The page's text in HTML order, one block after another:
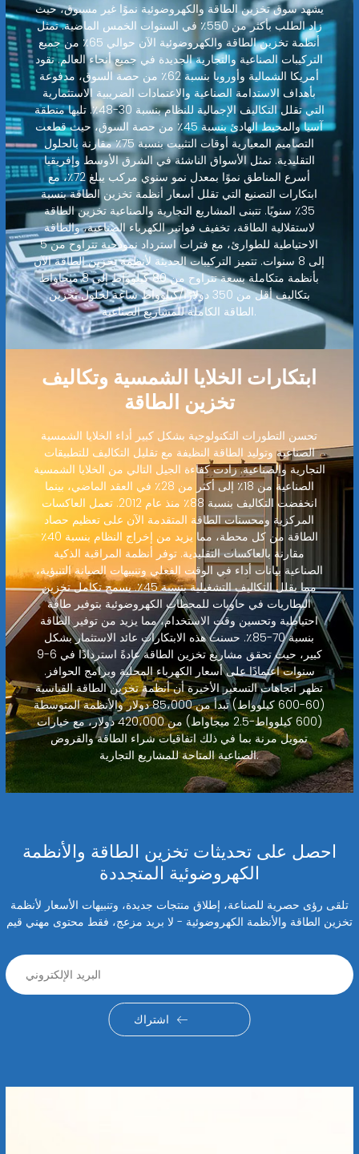
يشهد سوق تخزين الطاقة والكهروضوئية نموًا غير مسبوق، حيث
زاد الطلب بأكثر من 550٪ في السنوات الخمس الماضية. تمثل
أنظمة تخزين الطاقة والكهروضوئية الآن حوالي 65٪ من جميع
التركيبات الصناعية والتجارية الجديدة في جميع أنحاء العالم. تقود
أمريكا الشمالية وأوروبا بنسبة 62٪ من حصة السوق، مدفوعة
بأهداف الاستدامة الصناعية والاعتمادات الضريبية الاستثمارية
التي تقلل التكاليف الإجمالية للنظام بنسبة 30-48٪. تليها منطقة
آسيا والمحيط الهادئ بنسبة 45٪ من حصة السوق، حيث قطعت
التصاميم المعيارية أوقات التثبيت بنسبة 75٪ مقارنة بالحلول
التقليدية. تمثل الأسواق الناشئة في الشرق الأوسط وإفريقيا
أسرع المناطق نموًا بمعدل نمو سنوي مركب يبلغ 72٪، مع
ابتكارات التصنيع التي تقلل أسعار أنظمة تخزين الطاقة بنسبة
35٪ سنويًا. تتبنى المشاريع التجارية والصناعية تخزين الطاقة
لاستقلالية الطاقة، تخفيف فواتير الكهرباء الصناعية، والطاقة
الاحتياطية للطوارئ، مع فترات استرداد نموذجية تتراوح من 5
إلى 8 سنوات. تتميز التركيبات الحديثة لأنظمة تخزين الطاقة الآن
بأنظمة متكاملة بسعة تتراوح من 80 كيلوواط إلى 8 ميجاواط
بتكاليف أقل من 350 دولارًا/كيلوواط ساعة لحلول تخزين
الطاقة الكاملة للمشاريع الصناعية.
ابتكارات الخلايا الشمسية وتكاليف
تخزين الطاقة
تحسن التطورات التكنولوجية بشكل كبير أداء الخلايا الشمسية
الصناعية وتوليد الطاقة النظيفة مع تقليل التكاليف للتطبيقات
التجارية والصناعية. زادت كفاءة الجيل التالي من الخلايا الشمسية
الصناعية من 18٪ إلى أكثر من 28٪ في العقد الماضي، بينما
انخفضت التكاليف بنسبة 88٪ منذ عام 2012. تعمل العاكسات
المركزية ومحسنات الطاقة المتقدمة الآن على تعظيم حصاد
الطاقة من كل محطة، مما يزيد من إخراج النظام بنسبة 40٪
مقارنة بالعاكسات التقليدية. توفر أنظمة المراقبة الذكية
الصناعية بيانات أداء في الوقت الفعلي وتنبيهات الصيانة التنبؤية،
مما يقلل التكاليف التشغيلية بنسبة 45٪. يسمح تكامل تخزين
البطاريات في حاويات للمحطات الكهروضوئية بتوفير طاقة
احتياطية وتحسين وقت الاستخدام، مما يزيد من توفير الطاقة
بنسبة 70-85٪. حسنت هذه الابتكارات عائد الاستثمار بشكل
كبير، حيث تحقق مشاريع تخزين الطاقة عادةً استردادًا في 6-9
سنوات اعتمادًا على أسعار الكهرباء المحلية وبرامج الحوافز.
تظهر اتجاهات التسعير الأخيرة أن أنظمة تخزين الطاقة القياسية
(60-600 كيلوواط) تبدأ من 85،000 دولار والأنظمة المتوسطة
(600 كيلوواط-2.5 ميجاواط) من 420،000 دولار، مع خيارات
تمويل مرنة بما في ذلك اتفاقيات شراء الطاقة والقروض
الصناعية المتاحة للمشاريع التجارية.
احصل على تحديثات تخزين الطاقة والأنظمة
الكهروضوئية المتجددة
تلقى رؤى حصرية للصناعة، إطلاق منتجات جديدة، وتنبيهات الأسعار لأنظمة
تخزين الطاقة والأنظمة الكهروضوئية - لا بريد مزعج، فقط محتوى مهني قيم
اشتراك